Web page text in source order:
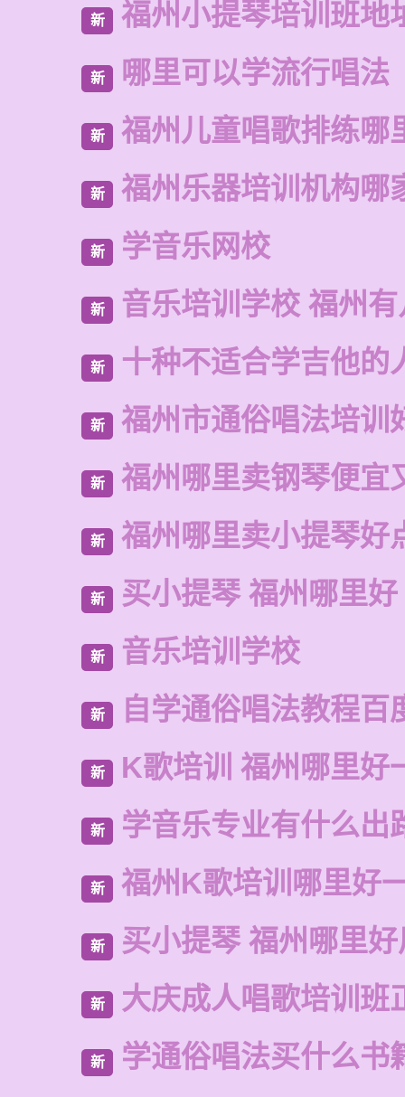
新 福州小提琴培训班地
新 哪里可以学流行唱法
新 福州儿童唱歌排练哪
新 福州乐器培训机构哪
新 学音乐网校
新 音乐培训学校 福州
新 十种不适合学吉他的
新 福州市通俗唱法培训
新 福州哪里卖钢琴便宜
新 福州哪里卖小提琴好
新 买小提琴 福州哪里好
新 音乐培训学校
新 自学通俗唱法教程百
新 K歌培训 福州哪里好
新 学音乐专业有什么出
新 福州K歌培训哪里好
新 买小提琴 福州哪里
新 大庆成人唱歌培训班
新 学通俗唱法买什么书